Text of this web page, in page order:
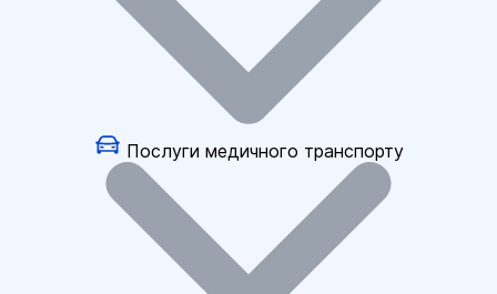
Послуги медичного транспорту